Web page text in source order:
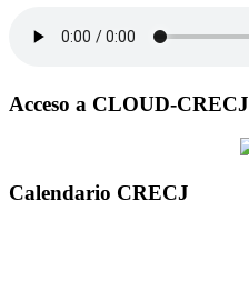
Acceso a CLOUD-CRECJ
Calendario CRECJ